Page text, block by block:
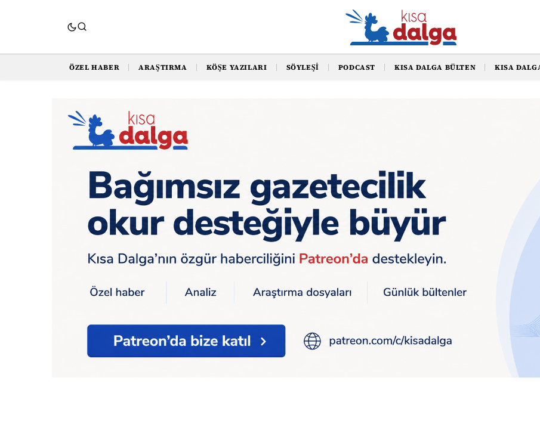
ÖZEL HABER ARAŞTIRMA KÖŞE YAZILARI SÖYLEŞI PODCAST KISA DALGA BÜLTEN KISA
AKP'li Gürgentepe Belediye Başkanının yeni görüntüleri çıktı: İşçileri sendikadan istifaya